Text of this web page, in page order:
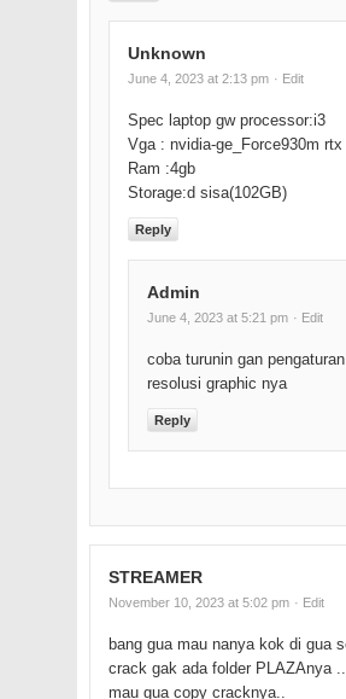
Unknown
June 4, 2023 at 2:13 pm · Edit
Spec laptop gw processor:i3
Vga : nvidia-ge_Force930m rtx
Ram :4gb
Storage:d sisa(102GB)
Reply
Admin
June 4, 2023 at 5:21 pm · Edit
coba turunin gan pengaturan
resolusi graphic nya
Reply
STREAMER
November 10, 2023 at 5:02 pm · Edit
bang gua mau nanya kok di gua
crack gak ada folder PLAZAnya ..
mau gua copy cracknya..